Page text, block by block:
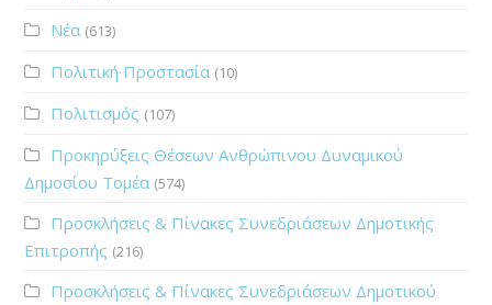
Νέα (613)
Πολιτική Προστασία (10)
Πολιτισμός (107)
Προκηρύξεις Θέσεων Ανθρώπινου Δυναμικού
Δημοσίου Τομέα (574)
Προσκλήσεις & Πίνακες Συνεδριάσεων Δημοτικής
Επιτροπής (216)
Προσκλήσεις & Πίνακες Συνεδριάσεων Δημοτικού